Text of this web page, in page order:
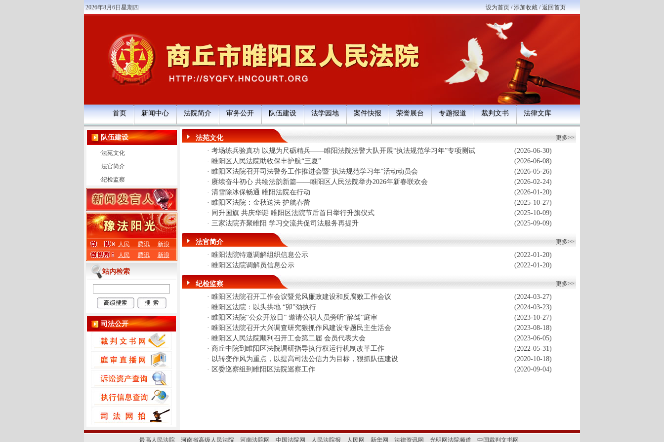
2026年8月6日星期四 设为首页/添加收藏/返回首页
首页 新闻中心 法院简介 审务公开 队伍建设 法学园地 案件快报 荣誉展台 专题报道 裁判文书 法律文库
队伍建设
·法苑文化
·法官简介
·纪检监察
人民 腾讯
新浪
人民
腾讯 新浪
站内检索
司法公开
法苑文化 更多>>
· 考场练兵验真功 以规为尺砺精兵——睢阳法院法警大队开展“执法规范学习年”专项测试
(2026-06-30)
· 睢阳区人民法院助收保丰护航“三夏”
(2026-06-08)
· 睢阳区法院召开司法警务工作推进会暨“执法规范学习年”活动动员会
(2026-05-26)
· 赓续奋斗初心 共绘法韵新篇——睢阳区人民法院举办2026年新春联欢会
(2026-02-24)
· 清雪除冰保畅通 睢阳法院在行动
(2026-01-20)
· 睢阳区法院：金秋送法 护航春蕾
(2025-10-27)
· 同升国旗 共庆华诞 睢阳区法院节后首日举行升旗仪式
(2025-10-09)
· 三家法院齐聚睢阳 学习交流共促司法服务再提升 (2025-09-09)
法官简介 更多>>
· 睢阳法院特邀调解组织信息公示
(2022-01-20)
· 睢阳区法院调解员信息公示 (2022-01-20)
纪检监察 更多>>
· 睢阳区法院召开工作会议暨党风廉政建设和反腐败工作会议
(2024-03-27)
· 睢阳区法院：以头拱地 “卯”劲执行
(2024-03-23)
· 睢阳区法院“公众开放日” 邀请公职人员旁听“醉驾”庭审
(2023-10-27)
· 睢阳区法院召开大兴调查研究狠抓作风建设专题民主生活会
(2023-08-18)
· 睢阳区人民法院顺利召开工会第二届 会员代表大会
(2023-06-05)
· 商丘中院到睢阳区法院调研指导执行权运行机制改革工作
(2022-05-31)
· 以转变作风为重点，以提高司法公信力为目标，狠抓队伍建设
(2020-10-18)
· 区委巡察组到睢阳区法院巡察工作 (2020-09-04)
最高人民法院 河南省高级人民法院 河南法院网 中国法院网 人民法院报 人民网 新华网 法律资讯网 光明网法院频道 中国裁判文书网